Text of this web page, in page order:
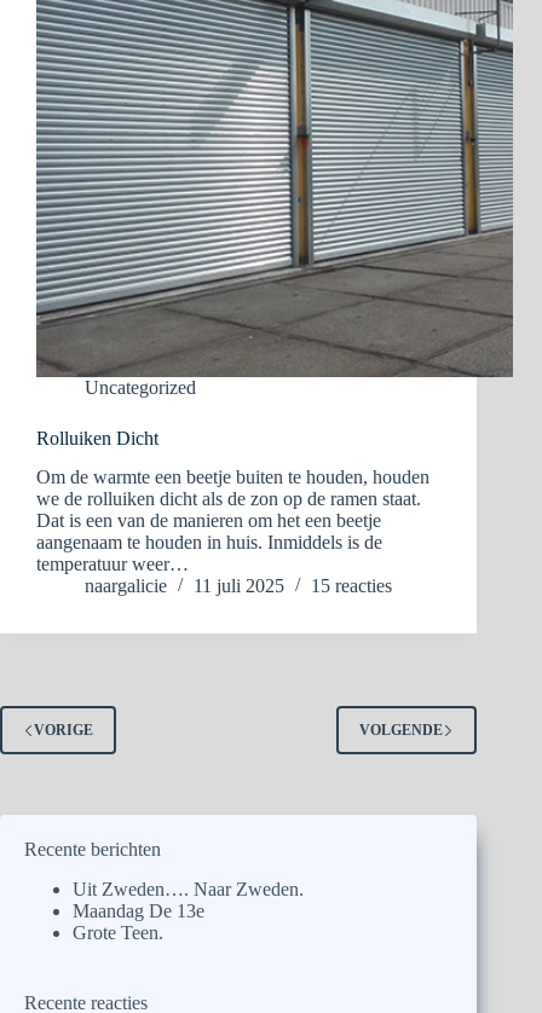
Uncategorized
Rolluiken Dicht
Om de warmte een beetje buiten te houden, houden
we de rolluiken dicht als de zon op de ramen staat.
Dat is een van de manieren om het een beetje
aangenaam te houden in huis. Inmiddels is de
temperatuur weer…
naargalicie
11 juli 2025 15 reacties
VORIGE VOLGENDE
Recente berichten
Uit Zweden…. Naar Zweden.
Maandag De 13e
Grote Teen.
Recente reacties